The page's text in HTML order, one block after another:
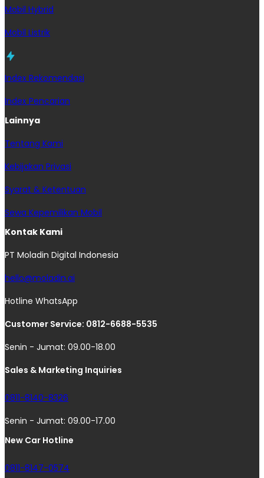
Mobil Hybrid
Mobil Listrik
Index Rekomendasi
Index Pencarian
Lainnya
Tentang Kami
Kebijakan Privasi
Syarat & Ketentuan
Sewa Kepemilikan Mobil
Kontak Kami
PT Moladin Digital Indonesia
hello@moladin.ai
Hotline WhatsApp
Customer Service: 0812-6688-5535
Senin - Jumat: 09.00-18.00
Sales & Marketing Inquiries
0811-8140-8326
Senin - Jumat: 09.00-17.00
New Car Hotline
0811-8147-0574